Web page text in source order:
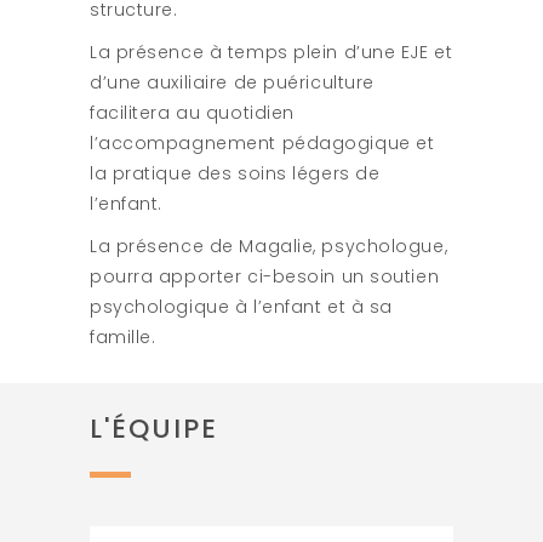
structure.
La présence à temps plein d’une EJE et
d’une auxiliaire de puériculture
facilitera au quotidien
l’accompagnement pédagogique et
la pratique des soins légers de
l’enfant.
La présence de Magalie, psychologue,
pourra apporter ci-besoin un soutien
psychologique à l’enfant et à sa
famille.
L'ÉQUIPE